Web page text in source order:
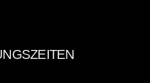
SOCIAL MEDIA